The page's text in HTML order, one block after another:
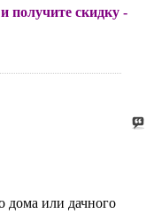
получите скидку -
дома или дачного